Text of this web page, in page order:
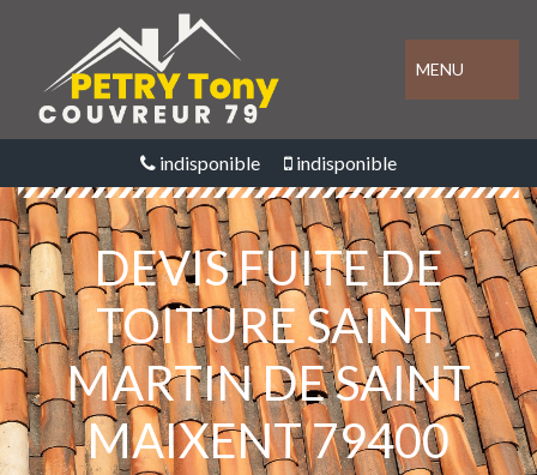
MENU
indisponible indisponible
DEVIS FUITE DE
TOITURE SAINT
MARTIN DE SAINT
MAIXENT 79400